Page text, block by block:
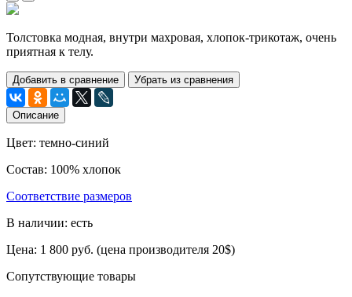
Толстовка модная, внутри махровая, хлопок-трикотаж, очень
приятная к телу.
Добавить в сравнение Убрать из сравнения
Описание
Цвет: темно-синий
Состав: 100% хлопок
Соответствие размеров
В наличии: есть
Цена: 1 800 руб. (цена производителя 20$)
Сопутствующие товары